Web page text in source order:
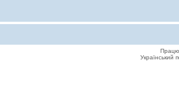
Український